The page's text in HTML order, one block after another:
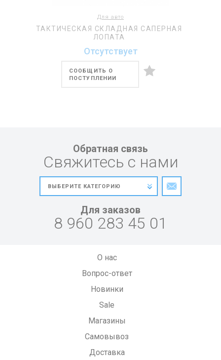
Для авто
ТАКТИЧЕСКАЯ СКЛАДНАЯ САПЕРНАЯ
ЛОПАТА
Отсутствует
СООБЩИТЬ О
ПОСТУПЛЕНИИ
Обратная связь
Свяжитесь с нами
Для заказов
8 960 283 45 01
О нас
Вопрос-ответ
Новинки
Sale
Магазины
Самовывоз
Доставка